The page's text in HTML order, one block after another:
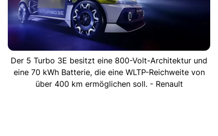
Der 5 Turbo 3E besitzt eine 800-Volt-Architektur und
eine 70 kWh Batterie, die eine WLTP-Reichweite von
über 400 km ermöglichen soll. - Renault